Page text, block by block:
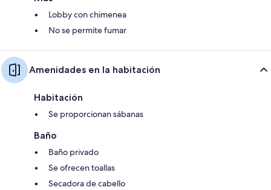
Lobby con chimenea
No se permite fumar
Amenidades en la habitación
Habitación
Se proporcionan sábanas
Baño
Baño privado
Se ofrecen toallas
Secadora de cabello